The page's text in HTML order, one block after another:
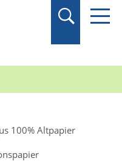
100% Altpapier